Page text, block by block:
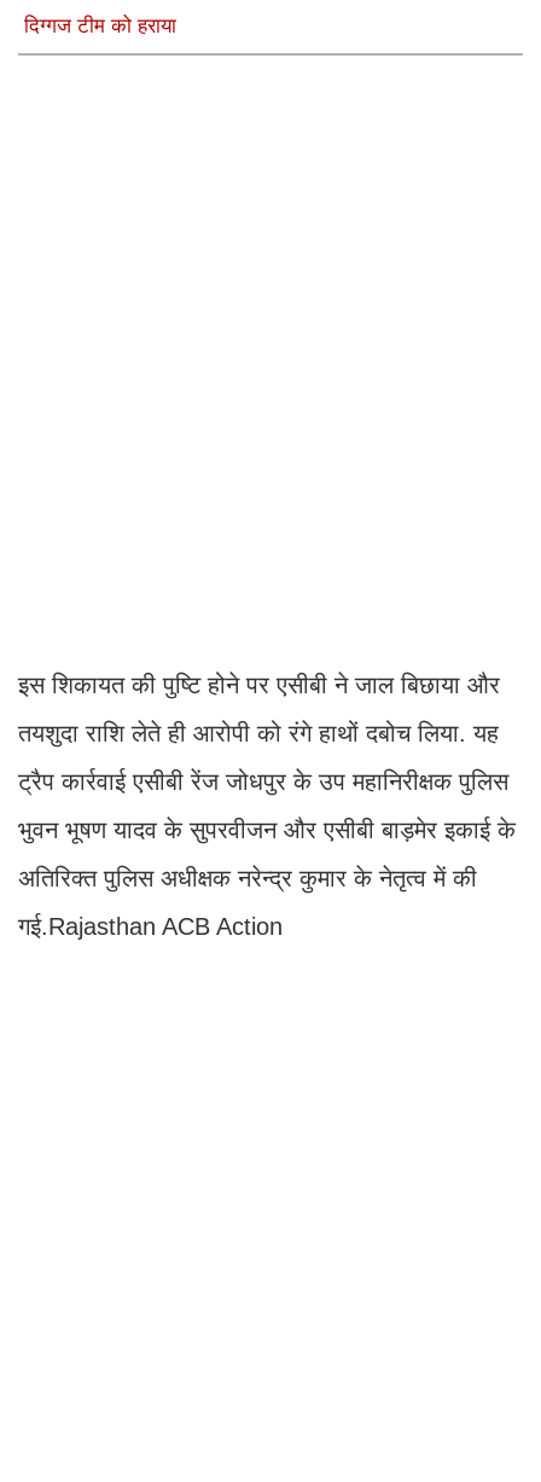
दिग्गज टीम को हराया
इस शिकायत की पुष्टि होने पर एसीबी ने जाल बिछाया और
तयशुदा राशि लेते ही आरोपी को रंगे हाथों दबोच लिया. यह
ट्रैप कार्रवाई एसीबी रेंज जोधपुर के उप महानिरीक्षक पुलिस
भुवन भूषण यादव के सुपरवीजन और एसीबी बाड़मेर इकाई के
अतिरिक्त पुलिस अधीक्षक नरेन्द्र कुमार के नेतृत्व में की
गई.Rajasthan ACB Action